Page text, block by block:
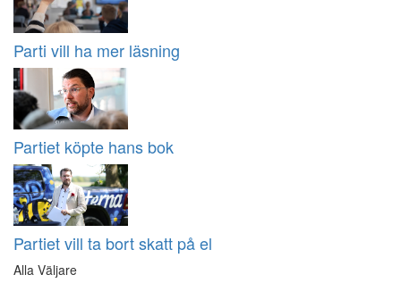
Parti vill ha mer läsning
Partiet köpte hans bok
Partiet vill ta bort skatt på el
Alla Väljare